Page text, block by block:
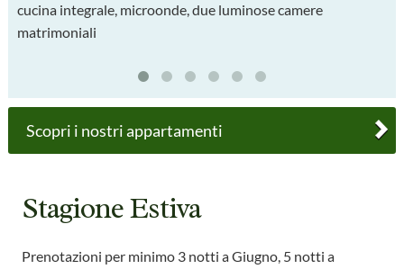
cucina integrale, microonde, due luminose camere
matrimoniali
Scopri i nostri appartamenti
Stagione Estiva
Prenotazioni per minimo 3 notti a Giugno, 5 notti a